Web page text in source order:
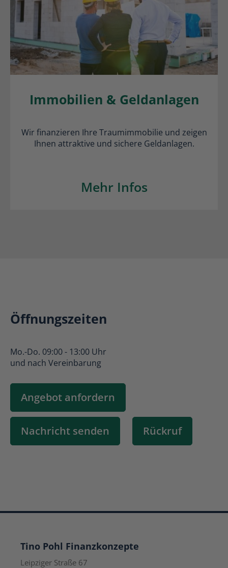
Immobilien & Geldanlagen
Wir finanzieren Ihre Traumimmobilie und zeigen
Ihnen attraktive und sichere Geldanlagen.
Mehr Infos
Öffnungszeiten
Mo.-Do. 09:00 - 13:00 Uhr
und nach Vereinbarung
Angebot anfordern
Nachricht senden Rückruf
Tino Pohl Finanzkonzepte
Leipziger Straße 67